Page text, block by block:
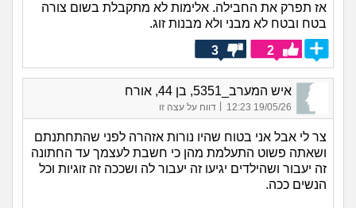
אז תפרק את החבילה. אלימות לא מתקבלת בשום צורה
בטח ובטח לא מבני ולא מבנות זוג.
2
3
איש המערב_5351, בן 44, אורח
19/05/26 12:23
| דווח על עצה זו
צר לי אבל אני בטוח שהיו נורות אזהרה לפני שהתחתנתם
ושאתה פשוט התעלמת מהן כי חשבת לעצמך עד החתונה
זה יעבור ושהילדים יגיעו זה יעבור לה ושככה זה זוגיות וכל
הנשים ככה.